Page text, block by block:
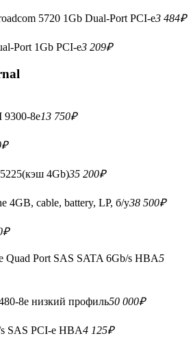
5720 1Gb Dual-Port PCI-e3 484₽
Port 1Gb PCI-e3 209₽
8e13 750₽
₽
4Gb)35 200₽
4GB, cable, battery, LP, б/у38 500₽
₽
Port SAS SATA 6Gb/s HBA5
8e низкий профиль50 000₽
SAS PCI-e HBA4 125₽